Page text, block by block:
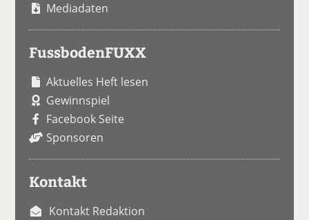
Mediadaten
FussbodenFUXX
Aktuelles Heft lesen
Gewinnspiel
Facebook Seite
Sponsoren
Kontakt
Kontakt Redaktion